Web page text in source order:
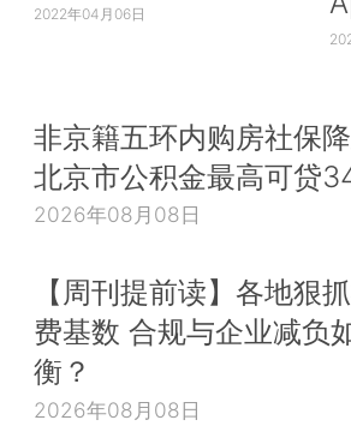
2022年04月06日
非京籍五环内购房社保
北京市公积金最高可贷
2026年08月08日
【周刊提前读】各地狠
费基数 合规与企业减负
衡？
2026年08月08日